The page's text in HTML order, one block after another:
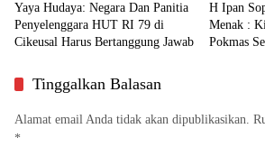
Yaya Hudaya: Negara Dan Panitia
Penyelenggara HUT RI 79 di
Cikeusal Harus Bertanggung Jawab
H Ipan
Menak :
Pokmas
Tinggalkan Balasan
Alamat email Anda tidak akan dipublikasikan.
*